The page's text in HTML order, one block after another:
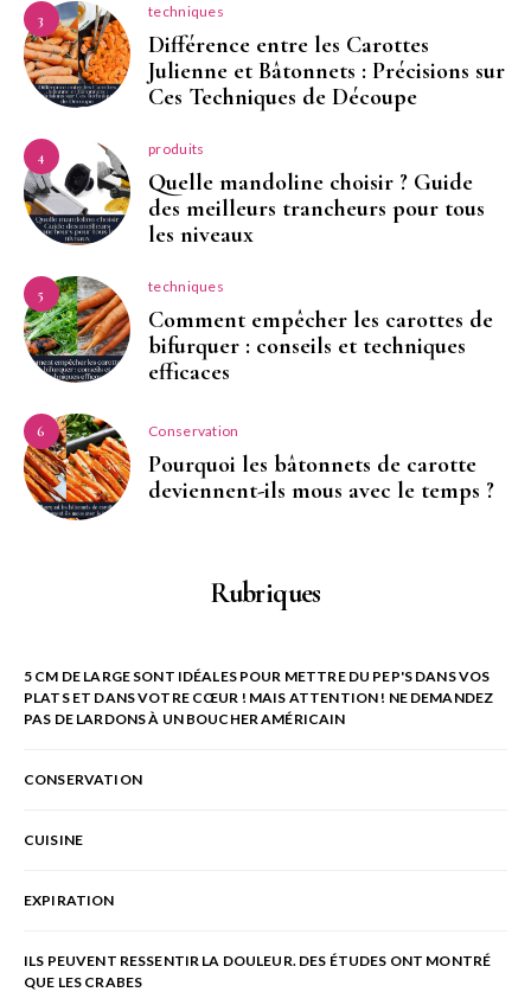
3 techniques
Différence entre les Carottes
Julienne et Bâtonnets : Précisions sur
Ces Techniques de Découpe
4 produits
Quelle mandoline choisir ? Guide
des meilleurs trancheurs pour tous
les niveaux
5 techniques
Comment empêcher les carottes de
bifurquer : conseils et techniques
efficaces
6 Conservation
Pourquoi les bâtonnets de carotte
deviennent-ils mous avec le temps ?
Rubriques
5 CM DE LARGE SONT IDÉALES POUR METTRE DU PEP'S DANS VOS
PLATS ET DANS VOTRE CŒUR ! MAIS ATTENTION ! NE DEMANDEZ
PAS DE LARDONS À UN BOUCHER AMÉRICAIN
CONSERVATION
CUISINE
EXPIRATION
ILS PEUVENT RESSENTIR LA DOULEUR. DES ÉTUDES ONT MONTRÉ
QUE LES CRABES